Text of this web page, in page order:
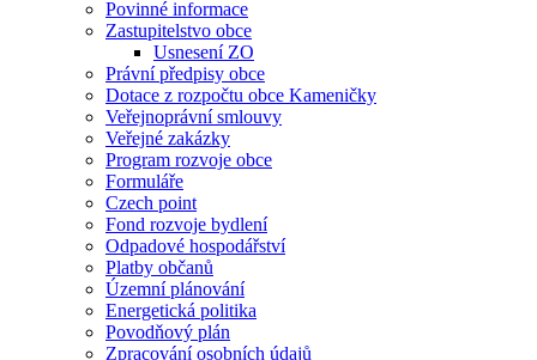
Povinné informace
Zastupitelstvo obce
Usnesení ZO
Právní předpisy obce
Dotace z rozpočtu obce Kameničky
Veřejnoprávní smlouvy
Veřejné zakázky
Program rozvoje obce
Formuláře
Czech point
Fond rozvoje bydlení
Odpadové hospodářství
Platby občanů
Územní plánování
Energetická politika
Povodňový plán
Zpracování osobních údajů